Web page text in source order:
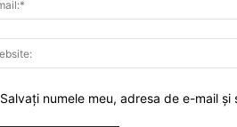
Salvați numele meu, adresa de e-mail